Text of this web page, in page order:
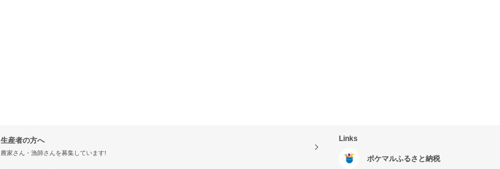
生産者の方へ
農家さん・漁師さんを募集しています!
Links
ポケマルふるさと納税